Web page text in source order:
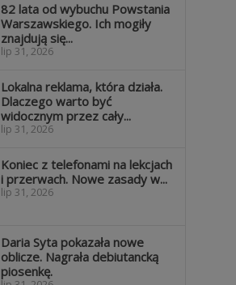
82 lata od wybuchu Powstania
Warszawskiego. Ich mogiły
znajdują się...
lip 31, 2026
Lokalna reklama, która działa.
Dlaczego warto być
widocznym przez cały...
lip 31, 2026
Koniec z telefonami na lekcjach
i przerwach. Nowe zasady w...
lip 31, 2026
Daria Syta pokazała nowe
oblicze. Nagrała debiutancką
piosenkę.